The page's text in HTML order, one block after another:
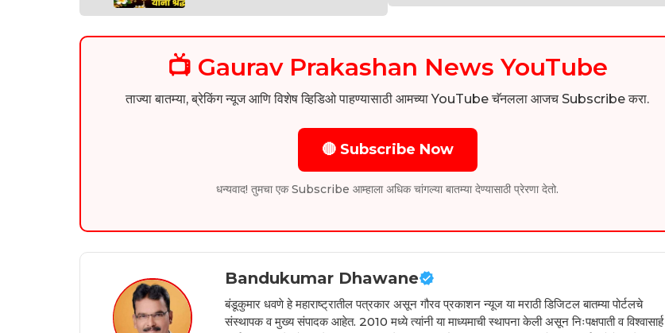
📺 Gaurav Prakashan News YouTube
ताज्या बातम्या, ब्रेकिंग न्यूज आणि विशेष व्हिडिओ पाहण्यासाठी आमच्या YouTube चॅनलला आजच Subscribe करा.
🔴 Subscribe Now
धन्यवाद! तुमचा एक Subscribe आम्हाला अधिक चांगल्या बातम्या देण्यासाठी प्रेरणा देतो.
Bandukumar Dhawane
बंडूकुमार धवणे हे महाराष्ट्रातील पत्रकार असून गौरव प्रकाशन न्यूज या मराठी डिजिटल बातम्या पोर्टलचे
संस्थापक व मुख्य संपादक आहेत. 2010 मध्ये त्यांनी या माध्यमाची स्थापना केली असून निःपक्षपाती व विश्वासार्ह